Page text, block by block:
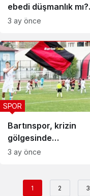
ebedi düşmanlık mı?
Tercih edin
3 ay önce
Bartınspor, krizin
gölgesinde
kaybederek kazandı!
SPOR
3 ay önce
1 2 3